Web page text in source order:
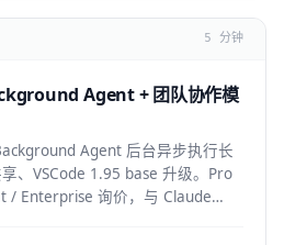
5 分钟
Agent + 团队协作模
Agent 后台异步执行长
、VSCode 1.95 base 升级。Pro
/ Enterprise 询价，与 Claude